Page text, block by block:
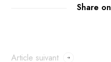
Share on
Article suivant